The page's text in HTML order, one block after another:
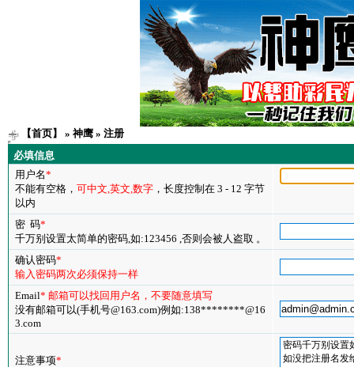
【首页】 » 神鹰 » 注册
必填信息
用户名*
不能有空格， 可中文,英文,数字，长度控制在 3 - 12 字节
以内
密 码*
千万别设置太简单的密码,如:123456 ,否则会被人盗取 。
确认密码*
输入密码两次必须保持一样
Email* 邮箱可以找回用户名，不要随意填写
没有邮箱可以(手机号@163.com)例如:138********@16
3.com
注意事项*